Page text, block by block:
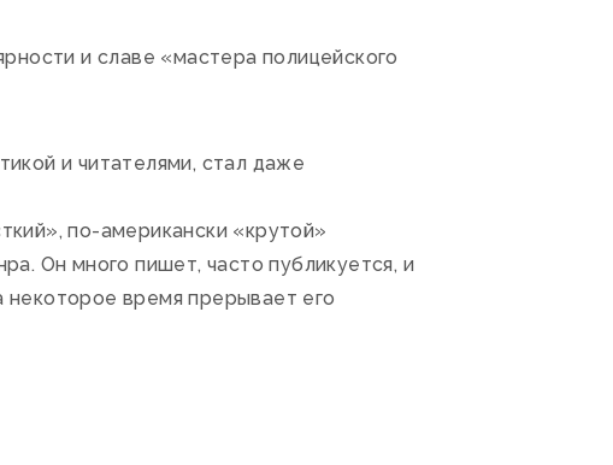
и славе «мастера полицейского
и читателями, стал даже
по-американски «крутой»
Он много пишет, часто публикуется, и
время прерывает его